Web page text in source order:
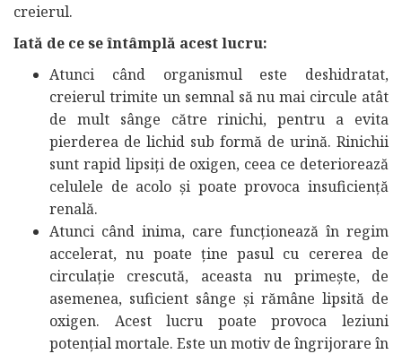
creierul.
Iată de ce se întâmplă acest lucru:
Atunci când organismul este deshidratat,
creierul trimite un semnal să nu mai circule atât
de mult sânge către rinichi, pentru a evita
pierderea de lichid sub formă de urină. Rinichii
sunt rapid lipsiți de oxigen, ceea ce deteriorează
celulele de acolo și poate provoca insuficiență
renală.
Atunci când inima, care funcționează în regim
accelerat, nu poate ține pasul cu cererea de
circulație crescută, aceasta nu primește, de
asemenea, suficient sânge și rămâne lipsită de
oxigen. Acest lucru poate provoca leziuni
potențial mortale. Este un motiv de îngrijorare în